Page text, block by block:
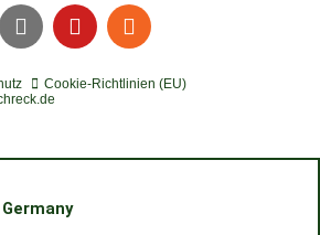
Y
o
t
u
Y
o
t
R
s
Cookie-Richtlinien (EU)